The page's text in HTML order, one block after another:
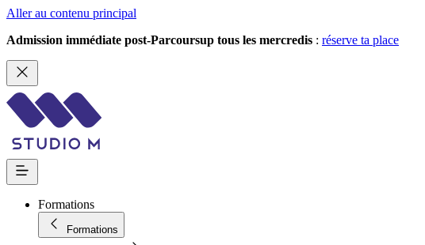
Aller au contenu principal
Admission immédiate post-Parcoursup tous les mercredis : réserve ta place
Formations
Formations